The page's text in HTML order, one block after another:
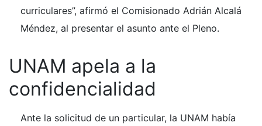
curriculares”, afirmó el Comisionado Adrián Alcalá
Méndez, al presentar el asunto ante el Pleno.
UNAM apela a la
confidencialidad
Ante la solicitud de un particular, la UNAM había